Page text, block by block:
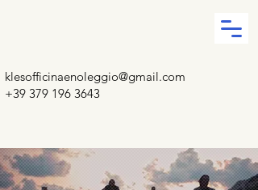
klesofficinaenoleggio@gmail.com
+39 379 196 3643